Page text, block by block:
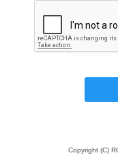
Copyright (C)